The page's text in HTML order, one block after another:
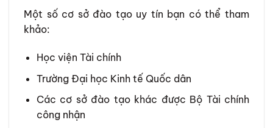
Một số cơ sở đào tạo uy tín bạn có thể tham
khảo:
Học viện Tài chính
Trường Đại học Kinh tế Quốc dân
Các cơ sở đào tạo khác được Bộ Tài chính
công nhận